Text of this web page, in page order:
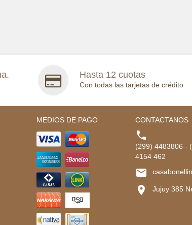
Hasta 12 cuotas
Con todas las tarjetas de crédito
MEDIOS DE PAGO CONTACTANOS

(299) 4483806 -
4154 462

 Jujuy 385